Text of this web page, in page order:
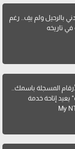
بالرحيل ولم يفِ.. رغم
تاريخه
المسجلة باسمك..
يعيد إتاحة خدمة